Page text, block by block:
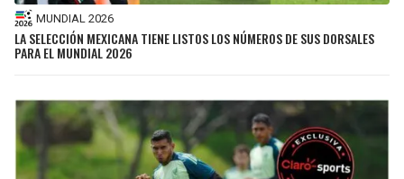
MUNDIAL 2026
LA SELECCIÓN MEXICANA TIENE LISTOS LOS NÚMEROS DE SUS DORSALES
PARA EL MUNDIAL 2026